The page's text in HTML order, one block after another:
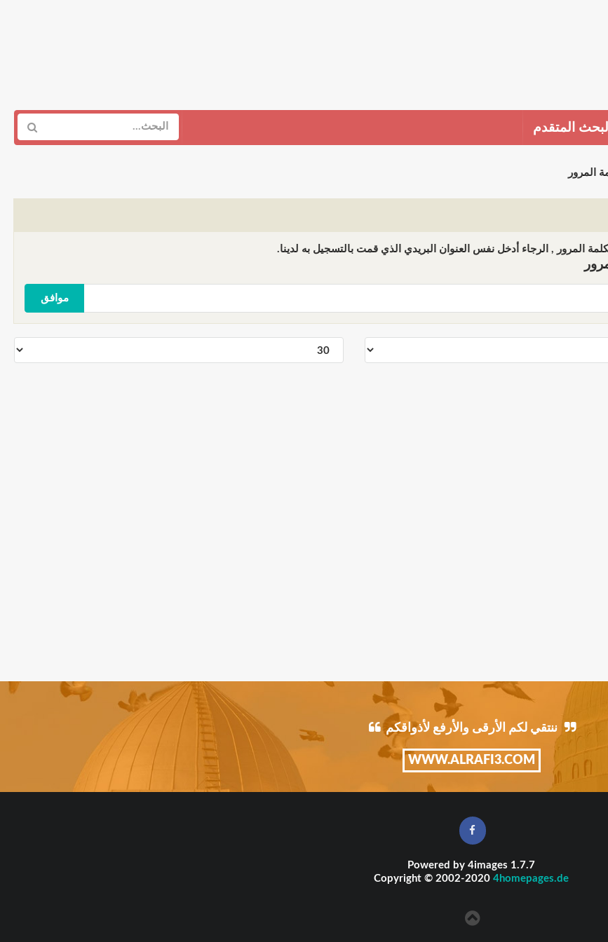
المتقدم
المرور
المرور , الرجاء أدخل نفس العنوان البريدي الذي قمت بالتسجيل به لدينا.
موافق
ننتقي لكم الأرقى والأرفع لأذواقكم
WWW.ALRAFI3.COM
Powered by 4images 1.7.7
Copyright © 2002-2020 4homepages.de